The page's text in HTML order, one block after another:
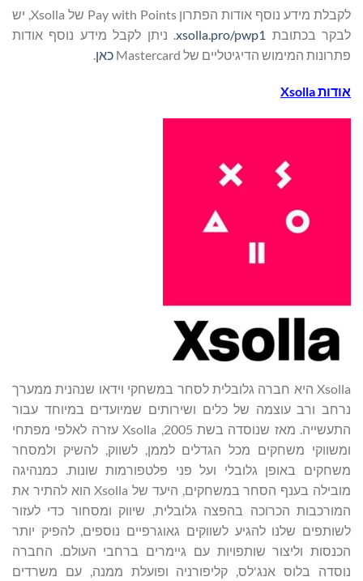
לקבלת מידע נוסף אודות הפתרון Pay with Points של Xsolla, יש
לבקר בכתובת xsolla.pro/pwp1. ניתן לקבל מידע נוסף אודות
פתרונות המימוש הדיגיטליים של Mastercard
כאן
אודותXsolla
Xsolla היא חברה גלובלית לסחר במשחקי וידאו שנהנית ממערך
נרחב ורב עוצמה של כלים ושירותים שמיועדים במיוחד עבור
התעשייה. מאז שנוסדה בשת 2005, Xsolla עזרה לאלפי מפתחי
ומשווקי משחקים מכל הגדלים לממן, לשווק, להשיק ולמסחר
משחקים באופן גלובלי ועל פני פלטפורמות שונות. כמנהיגה
מובילה בענף הסחר במשחקים, היעד של Xsolla הוא להתיר את
המורכבות הכרוכה בהפצה גלובלית, שיווק ומסחור כדי לעזור
לשותפים שלנו להגיע לשווקים גאוגרפיים נוספים, להפיק יותר
הכנסות וליצור שותפויות עם גיימרים ברחבי העולם. החברה
נוסדה בלוס אנג'לס, קליפורניה ופועלת ממנה, עם משרדים